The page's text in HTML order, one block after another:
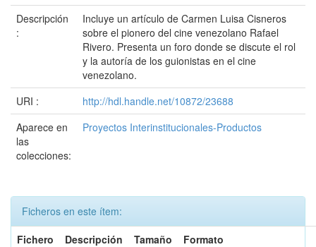
Descripción
:
Incluye un artículo de Carmen Luisa Cisneros
sobre el pionero del cine venezolano Rafael
Rivero. Presenta un foro donde se discute el rol
y la autoría de los guionistas en el cine
venezolano.
URI :
http://hdl.handle.net/10872/23688
Aparece en
las
colecciones:
Proyectos Interinstitucionales-Productos
Ficheros en este ítem:
Fichero
Descripción Tamaño
Formato